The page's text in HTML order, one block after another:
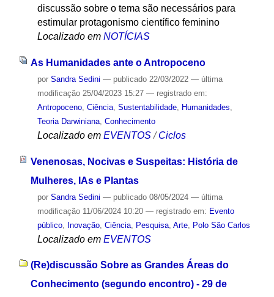
discussão sobre o tema são necessários para
estimular protagonismo científico feminino
Localizado em NOTÍCIAS
As Humanidades ante o Antropoceno
por Sandra Sedini — publicado22/03/2022 — última
modificação25/04/2023 15:27 — registrado em:
Antropoceno, Ciência, Sustentabilidade, Humanidades,
Teoria Darwiniana, Conhecimento
Localizado em EVENTOS /Ciclos
Venenosas, Nocivas e Suspeitas: História de
Mulheres, IAs e Plantas
por Sandra Sedini — publicado08/05/2024 — última
modificação11/06/2024 10:20 — registrado em: Evento
público, Inovação, Ciência, Pesquisa, Arte, Polo São Carlos
Localizado em EVENTOS
(Re)discussão Sobre as Grandes Áreas do
Conhecimento (segundo encontro) - 29 de